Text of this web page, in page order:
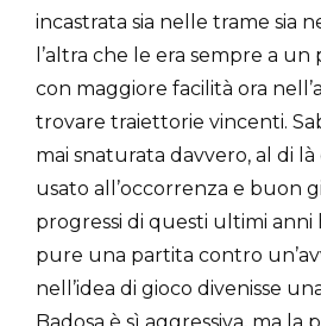
incastrata sia nelle trame sia
l’altra che le era sempre a
con maggiore facilità ora
trovare traiettorie vincenti.
mai snaturata davvero, al di
usato all’occorrenza e buon
progressi di questi ultimi
pure una partita contro
nell’idea di gioco divenisse